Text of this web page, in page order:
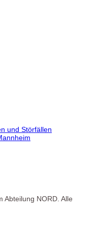
und Störfällen
NORD. Alle